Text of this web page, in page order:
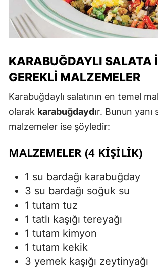
KARABUĞDAYLI SALATA
GEREKLI MALZEMELER
Karabuğdaylı salatının en temel
olarak karabuğdaydır. Bunun yanı
malzemeler ise şöyledir:
MALZEMELER (4 KIŞILIK)
1 su bardağı karabuğday
3 su bardağı soğuk su
1 tutam tuz
1 tatlı kaşığı tereyağı
1 tutam kimyon
1 tutam kekik
3 yemek kaşığı zeytinyağı